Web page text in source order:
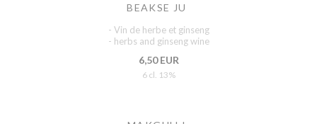
BEAKSE JU
- Vin de herbe et ginseng
- herbs and ginseng wine
6,50 EUR
6 cl. 13%